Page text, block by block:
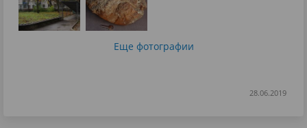
Еще фотографии
28.06.2019